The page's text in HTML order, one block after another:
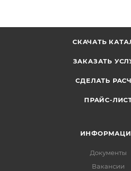
СКАЧАТЬ
ЗАКАЗАТЬ
СДЕЛАТЬ
ПРАЙС-
Документы
Вакансии